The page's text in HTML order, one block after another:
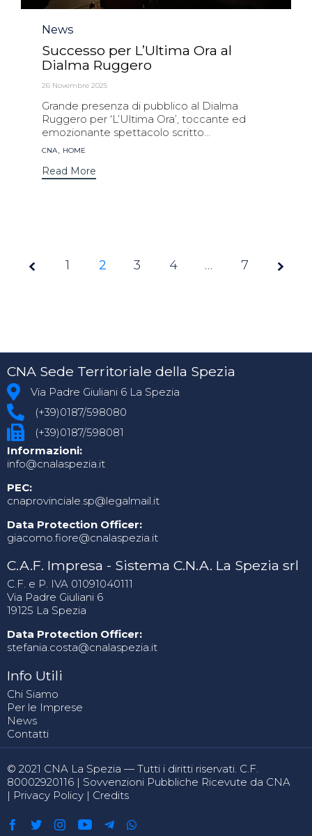
Category
News
Successo per L’Ultima Ora al
Dialma Ruggero
26 Novembre 2025
Grande presenza di pubblico al Dialma
Ruggero per ‘L’Ultima Ora’, toccante ed
emozionante spettacolo scritto...
Tags
CNA, HOME
Read More
Page
1 2 3 4 … 7
CNA Sede Territoriale della Spezia
Via Padre Giuliani 6 La Spezia
(+39)0187/598080
(+39)0187/598081
Informazioni:
info@cnalaspezia.it
PEC:
cnaprovinciale.sp@legalmail.it
Data Protection Officer:
giacomo.fiore@cnalaspezia.it
C.A.F. Impresa - Sistema C.N.A. La Spezia srl
C.F. e P. IVA 01091040111
Via Padre Giuliani 6
19125 La Spezia
Data Protection Officer:
stefania.costa@cnalaspezia.it
Info Utili
Chi Siamo
Per le Imprese
News
Contatti
© 2021 CNA La Spezia — Tutti i diritti riservati. C.F.
80002920116 | Sovvenzioni Pubbliche Ricevute da CNA
| Privacy Policy | Credits